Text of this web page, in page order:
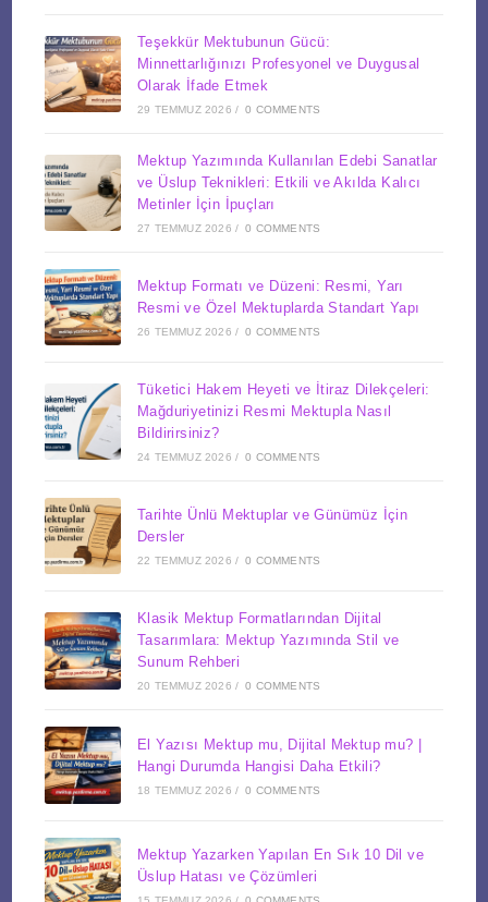
Teşekkür Mektubunun Gücü:
Minnettarlığınızı Profesyonel ve Duygusal
Olarak İfade Etmek
29 TEMMUZ 2026 / 0 COMMENTS
Mektup Yazımında Kullanılan Edebi Sanatlar
ve Üslup Teknikleri: Etkili ve Akılda Kalıcı
Metinler İçin İpuçları
27 TEMMUZ 2026 / 0 COMMENTS
Mektup Formatı ve Düzeni: Resmi, Yarı
Resmi ve Özel Mektuplarda Standart Yapı
26 TEMMUZ 2026 / 0 COMMENTS
Tüketici Hakem Heyeti ve İtiraz Dilekçeleri:
Mağduriyetinizi Resmi Mektupla Nasıl
Bildirirsiniz?
24 TEMMUZ 2026 / 0 COMMENTS
Tarihte Ünlü Mektuplar ve Günümüz İçin
Dersler
22 TEMMUZ 2026 / 0 COMMENTS
Klasik Mektup Formatlarından Dijital
Tasarımlara: Mektup Yazımında Stil ve
Sunum Rehberi
20 TEMMUZ 2026 / 0 COMMENTS
El Yazısı Mektup mu, Dijital Mektup mu? |
Hangi Durumda Hangisi Daha Etkili?
18 TEMMUZ 2026 / 0 COMMENTS
Mektup Yazarken Yapılan En Sık 10 Dil ve
Üslup Hatası ve Çözümleri